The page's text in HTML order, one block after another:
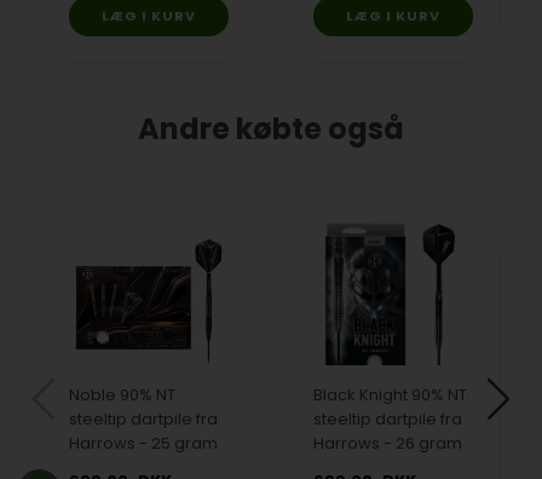
Andre købte også
Noble 90% NT
steeltip dartpile fra
Harrows - 25 gram
Black Knight 90% NT
steeltip dartpile fra
Harrows - 26 gram